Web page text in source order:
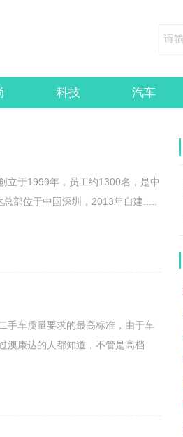
科技 汽车
立于1999年，员工约1300名，是中
部位于中国深圳，2013年自建.....
手车质量要求的最高标准，由于车
澳康达的人都知道，不管是高档